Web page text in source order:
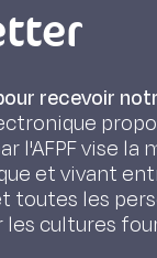
recevoir
l'AFPF vise la
et vivant
toutes les
les cultures